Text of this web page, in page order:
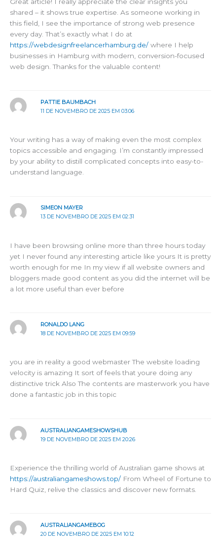
shared – it shows true expertise. As someone working in
this field, I see the importance of strong web presence
every day. That’s exactly what I do at
https://webdesignfreelancerhamburg.de/ where I help
businesses in Hamburg with modern, conversion-focused
web design. Thanks for the valuable content!
PATTIE BAUMBACH
11 DE NOVEMBRO DE 2025 EM 03:06
Your writing has a way of making even the most complex
topics accessible and engaging. I’m constantly impressed
by your ability to distill complicated concepts into easy-to-
understand language.
SIMEON MAYER
13 DE NOVEMBRO DE 2025 EM 02:31
I have been browsing online more than three hours today
yet I never found any interesting article like yours It is pretty
worth enough for me In my view if all website owners and
bloggers made good content as you did the internet will be
a lot more useful than ever before
RONALDO LANG
18 DE NOVEMBRO DE 2025 EM 09:59
you are in reality a good webmaster The website loading
velocity is amazing It sort of feels that youre doing any
distinctive trick Also The contents are masterwork you have
done a fantastic job in this topic
AUSTRALIANGAMESHOWSHUB
19 DE NOVEMBRO DE 2025 EM 20:26
Experience the thrilling world of Australian game shows at
https://australiangameshows.top/ From Wheel of Fortune to
Hard Quiz, relive the classics and discover new formats.
AUSTRALIANGAMEBOG
20 DE NOVEMBRO DE 2025 EM 10:12